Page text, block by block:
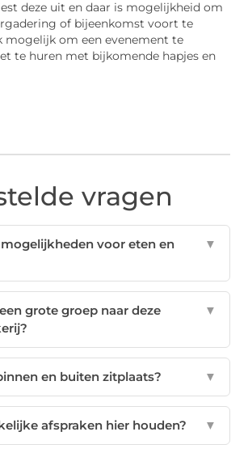
deze uit en daar is mogelijkheid om
of bijeenkomst voort te
mogelijk om een evenement te
te huren met bijkomende hapjes en
vragen
voor eten en
▼
grote groep naar deze
▼
en buiten zitplaats? ▼
afspraken hier houden? ▼